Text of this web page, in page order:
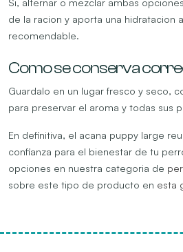
de la racion y aporta una hidratacion
recomendable.
Como se conserva
Guardalo en un lugar fresco y seco,
para preservar el aroma y todas sus
En definitiva, el acana puppy large
confianza para el bienestar de tu
opciones en nuestra categoria de
sobre este tipo de producto en esta